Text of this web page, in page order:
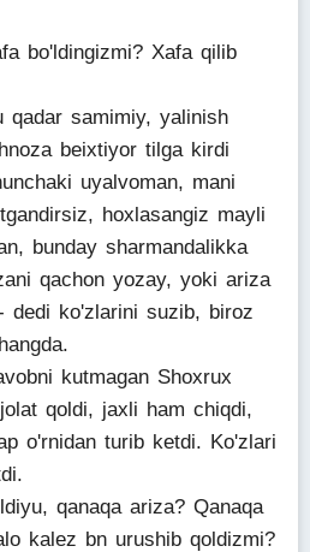
bo'ldingizmi? Xafa qilib
qadar samimiy, yalinish
beixtiyor tilga kirdi
uyalvoman, mani
hoxlasangiz mayli
bunday sharmandalikka
qachon yozay, yoki ariza
dedi ko'zlarini suzib, biroz
kutmagan Shoxrux
qoldi, jaxli ham chiqdi,
o'rnidan turib ketdi. Ko'zlari
qanaqa ariza? Qanaqa
kalez bn urushib qoldizmi?